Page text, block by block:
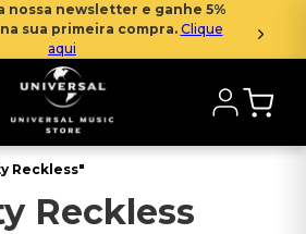
nossa newsletter e ganhe 5%
sua primeira compra. Clique
aqui
Reckless
Reckless